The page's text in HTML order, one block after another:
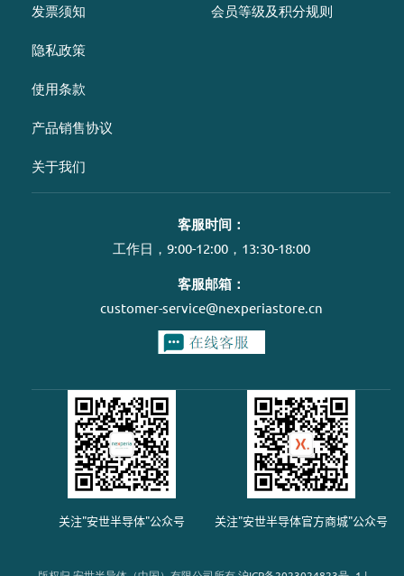
发票须知 会员等级及积分规则
隐私政策
使用条款
产品销售协议
关于我们
客服时间：
工作日，9:00-12:00，13:30-18:00
客服邮箱：
customer-service@nexperiastore.cn
关注"安世半导体"公众号 关注"安世半导体官方商城"公众号